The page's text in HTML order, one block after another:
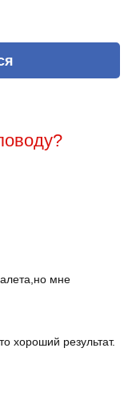
мне
хороший результат.